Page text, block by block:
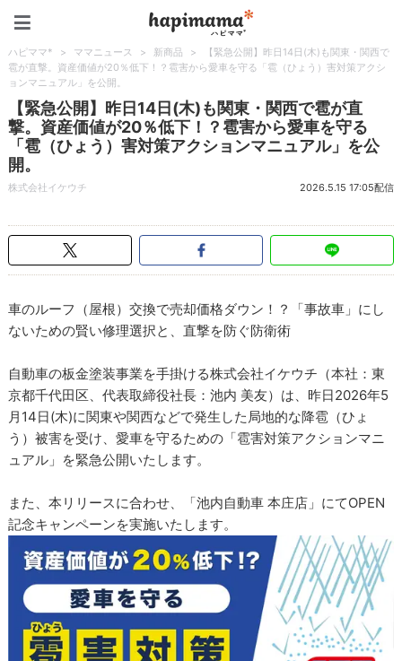
ハピママ* > ママニュース > 新商品 >
【緊急公開】昨日14日(木)も関東・関西で
雹が直撃。資産価値が20％低下！？雹害から愛車を守る「雹（ひょう）害対策アクシ
ョンマニュアル」を公開。
【緊急公開】昨日14日(木)も関東・関西で雹が直
撃。資産価値が20％低下！？雹害から愛車を守る
「雹（ひょう）害対策アクションマニュアル」を公
開。
株式会社イケウチ 2026.5.15 17:05配信
車のルーフ（屋根）交換で売却価格ダウン！？「事故車」にし
ないための賢い修理選択と、直撃を防ぐ防衛術
自動車の板金塗装事業を手掛ける株式会社イケウチ（本社：東
京都千代田区、代表取締役社長：池内 美友）は、昨日2026年5
月14日(木)に関東や関西などで発生した局地的な降雹（ひょ
う）被害を受け、愛車を守るための「雹害対策アクションマニ
ュアル」を緊急公開いたします。
また、本リリースに合わせ、「池内自動車 本庄店」にてOPEN
記念キャンペーンを実施いたします。